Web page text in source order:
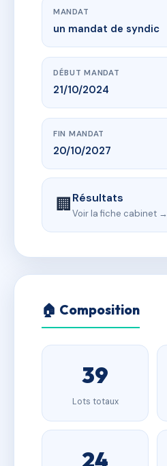
MANDAT
un mandat de syndic
DÉBUT MANDAT
21/10/2024
FIN MANDAT
20/10/2027
🏢Résultats
Voir la fiche cabinet →
🏠 Composition
39
Lots totaux
24